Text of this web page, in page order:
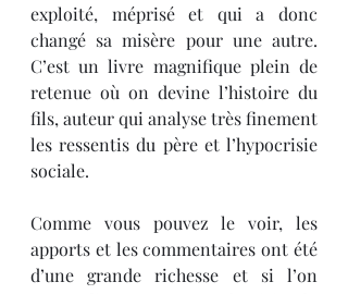
exploité, méprisé et qui a donc
changé sa misère pour une autre.
C’est un livre magnifique plein de
retenue où on devine l’histoire du
fils, auteur qui analyse très finement
les ressentis du père et l’hypocrisie
sociale.
Comme vous pouvez le voir, les
apports et les commentaires ont été
d’une grande richesse et si l’on